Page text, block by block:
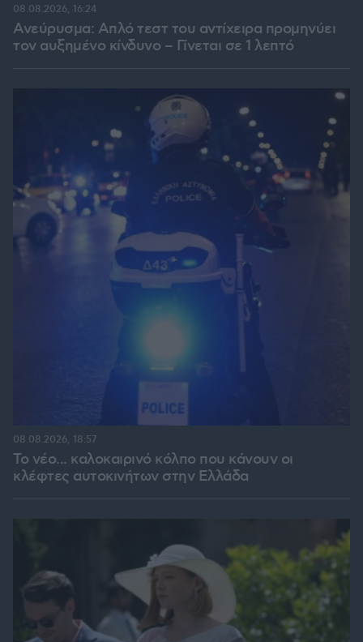
Ανεύρυσμα: Απλό τεστ του αντίχειρα προμηνύει
τον αυξημένο κίνδυνο – Γίνεται σε 1 λεπτό
08.08.2026, 16:24
Το νέο... καλοκαιρινό κόλπο που κάνουν οι
κλέφτες αυτοκινήτων στην Ελλάδα
08.08.2026, 18:57